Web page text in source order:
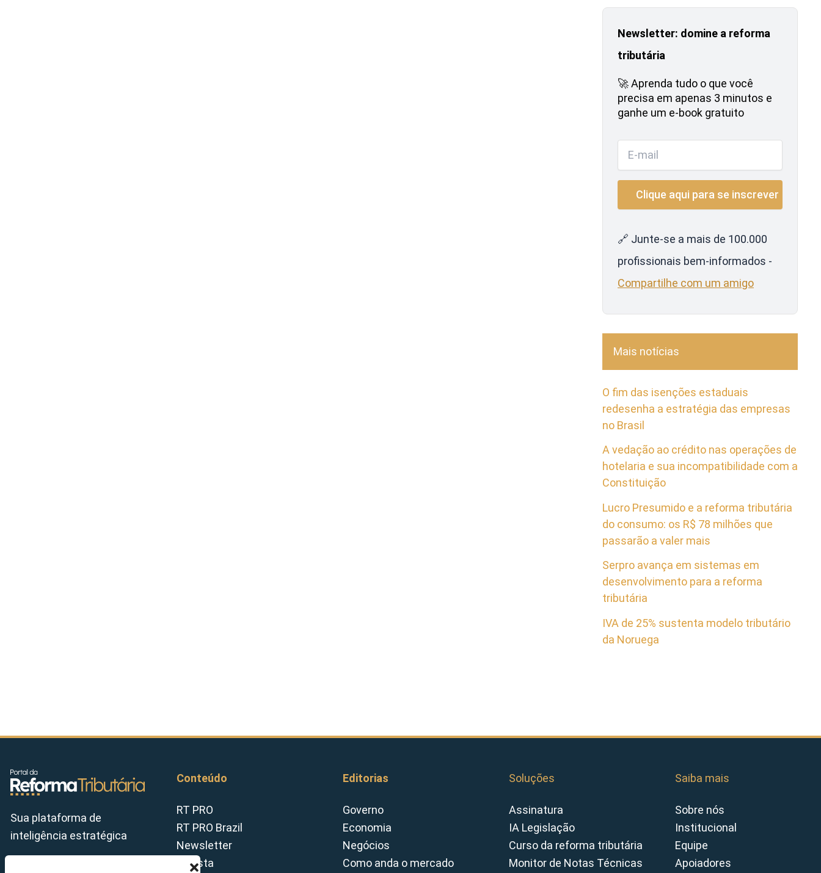
Newsletter: domine a reforma
tributária
🚀 Aprenda tudo o que você
precisa em apenas 3 minutos e
ganhe um e-book gratuito
🔗 Junte-se a mais de 100.000
profissionais bem-informados -
Compartilhe com um amigo
Mais notícias
O fim das isenções estaduais
redesenha a estratégia das empresas
no Brasil
A vedação ao crédito nas operações de
hotelaria e sua incompatibilidade com a
Constituição
Lucro Presumido e a reforma tributária
do consumo: os R$ 78 milhões que
passarão a valer mais
Serpro avança em sistemas em
desenvolvimento para a reforma
tributária
IVA de 25% sustenta modelo tributário
da Noruega
Sua plataforma de
inteligência estratégica
Conteúdo
RT PRO
RT PRO Brazil
Newsletter
Revista
Editorias
Governo
Economia
Negócios
Como anda o mercado
Soluções
Assinatura
IA Legislação
Curso da reforma tributária
Monitor de Notas Técnicas
Saiba mais
Sobre nós
Institucional
Equipe
Apoiadores